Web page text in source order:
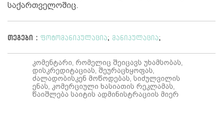
საქართველოშიც.
თეგები : ფოტომანიპულაცია ; მანიპულაცია ;
კომენტარი, რომელიც შეიცავს უხამსობას,
დისკრედიტაციას, შეურაცხყოფას,
ძალადობისკენ მოწოდებას, სიძულვილის
ენას, კომერციული ხასიათის რეკლამას,
წაიშლება საიტის ადმინისტრაციის მიერ